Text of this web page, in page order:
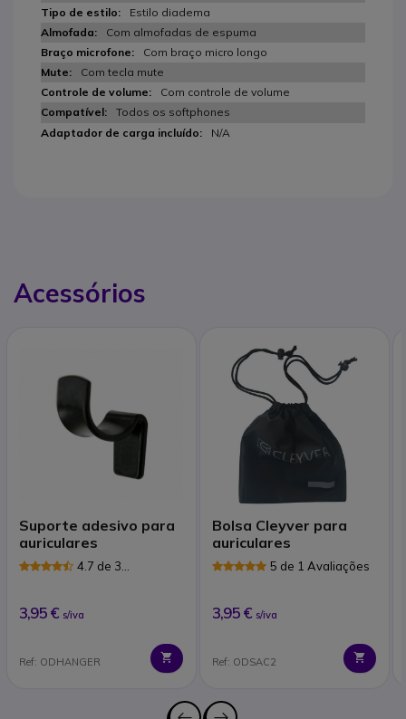
Estilo diadema
Com almofadas de espuma
Com braço micro longo
Com tecla mute
Com controle de volume
Todos os softphones
N/A
Acessórios
Suporte adesivo para
auriculares
4.7 de 3
3,95 € s/iva
Ref: ODHANGER
Bolsa Cleyver para
auriculares
5 de 1 Avaliações
3,95 € s/iva
Ref: ODSAC2